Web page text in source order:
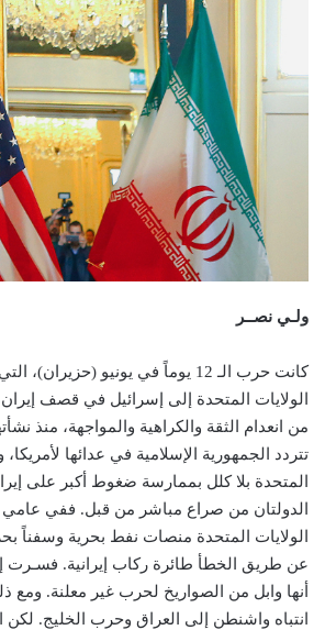
ولـي نصــر
كانت حرب الـ 12 يوماً في يونيو
الولايات المتحدة إلى إسرائيل في قصف
تتردد الجمهورية الإسلامية في عدائها
المتحدة بلا كلل بممارسة ضغوط أكبر على
الولايات المتحدة منصات نفط بحرية وسفناً
عن طريق الخطأ طائرة ركاب إيرانية. فسـرت
أنها وابل من الصواريخ لحرب غير معلنة.
انتباه واشنطن إلى العراق وحرب الخليج. لكن